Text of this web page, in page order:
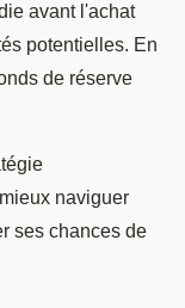
avant l'achat
potentielles. En
de réserve
naviguer
ses chances de